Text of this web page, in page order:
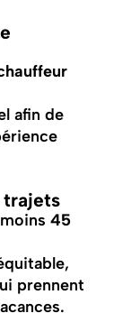
afin de
trajets
45
prennent